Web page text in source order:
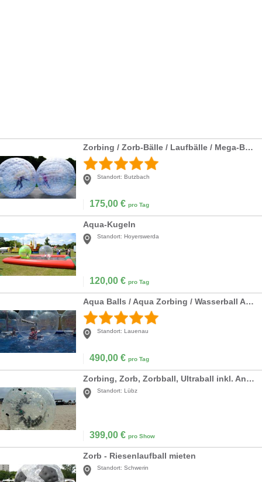
Zorbing / Zorb-Bälle / Laufbälle / Mega-Balls
Standort: Butzbach
175,00 € pro Tag
Aqua-Kugeln
Standort: Hoyerswerda
120,00 € pro Tag
Aqua Balls / Aqua Zorbing / Wasserball Arena
Standort: Lauenau
490,00 € pro Tag
Zorbing, Zorb, Zorbball, Ultraball inkl. Anlieferung + Betreuung
Standort: Lübz
399,00 € pro Show
Zorb - Riesenlaufball mieten
Standort: Schwerin